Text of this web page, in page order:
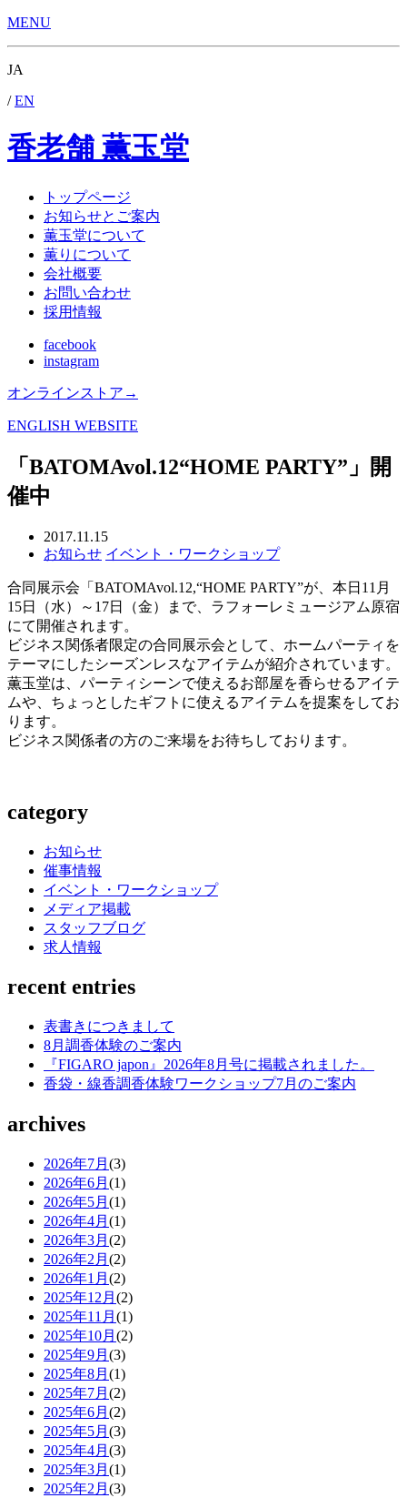
MENU
JA
/ EN
香老舗 薫玉堂
トップページ
お知らせとご案内
薫玉堂について
薫りについて
会社概要
お問い合わせ
採用情報
facebook
instagram
オンラインストア →
ENGLISH WEBSITE
「BATOMAvol.12“HOME PARTY”」開
催中
2017.11.15
お知らせ イベント・ワークショップ
合同展示会「BATOMAvol.12,“HOME PARTY”が、本日11月
15日（水）～17日（金）まで、ラフォーレミュージアム原宿
にて開催されます。
ビジネス関係者限定の合同展示会として、ホームパーティを
テーマにしたシーズンレスなアイテムが紹介されています。
薫玉堂は、パーティシーンで使えるお部屋を香らせるアイテ
ムや、ちょっとしたギフトに使えるアイテムを提案をしてお
ります。
ビジネス関係者の方のご来場をお待ちしております。
category
お知らせ
催事情報
イベント・ワークショップ
メディア掲載
スタッフブログ
求人情報
recent entries
表書きにつきまして
8月調香体験のご案内
『FIGARO japon』2026年8月号に掲載されました。
香袋・線香調香体験ワークショップ7月のご案内
archives
2026年7月 (3)
2026年6月 (1)
2026年5月 (1)
2026年4月 (1)
2026年3月 (2)
2026年2月 (2)
2026年1月 (2)
2025年12月 (2)
2025年11月 (1)
2025年10月 (2)
2025年9月 (3)
2025年8月 (1)
2025年7月 (2)
2025年6月 (2)
2025年5月 (3)
2025年4月 (3)
2025年3月 (1)
2025年2月 (3)